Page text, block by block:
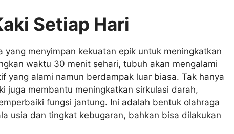
Setiap Hari
menyimpan kekuatan epik untuk meningkatkan
waktu 30 menit sehari, tubuh akan mengalami
yang alami namun berdampak luar biasa. Tak hanya
juga membantu meningkatkan sirkulasi darah,
fungsi jantung. Ini adalah bentuk olahraga
usia dan tingkat kebugaran, bahkan bisa dilakukan